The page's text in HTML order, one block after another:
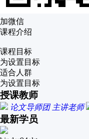
加微信
课程介绍
课程目标
为设置目标
适合人群
为设置目标
授课教师
论文导师团 主讲老师
最新学员